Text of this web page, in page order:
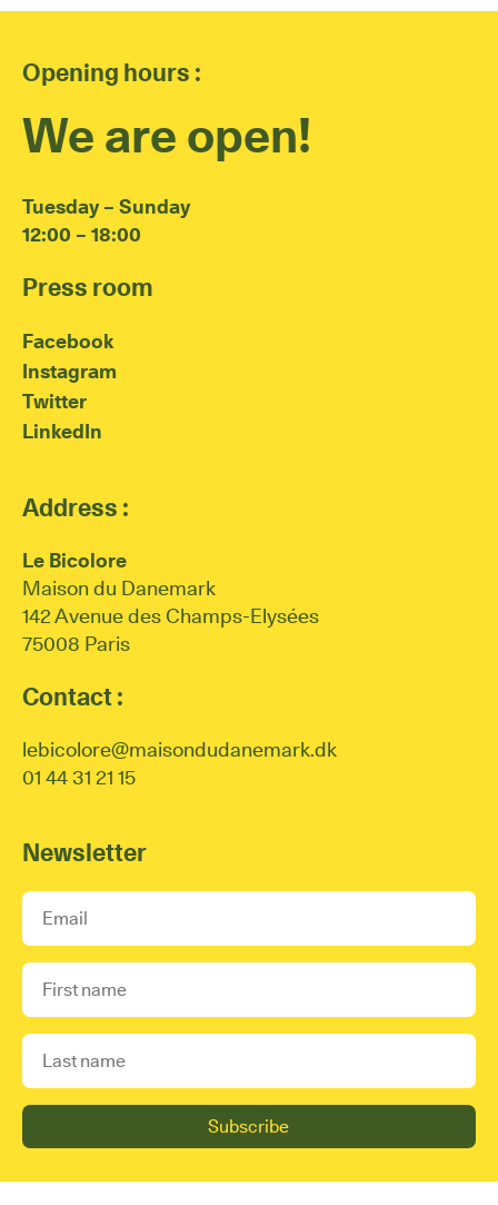
Opening hours :
We are open!
Tuesday – Sunday
12:00 – 18:00
Press room
Facebook
Instagram
Twitter
LinkedIn
Address :
Le Bicolore
Maison du Danemark
142 Avenue des Champs-Elysées
75008 Paris
Contact :
lebicolore@maisondudanemark.dk
01 44 31 21 15
Newsletter